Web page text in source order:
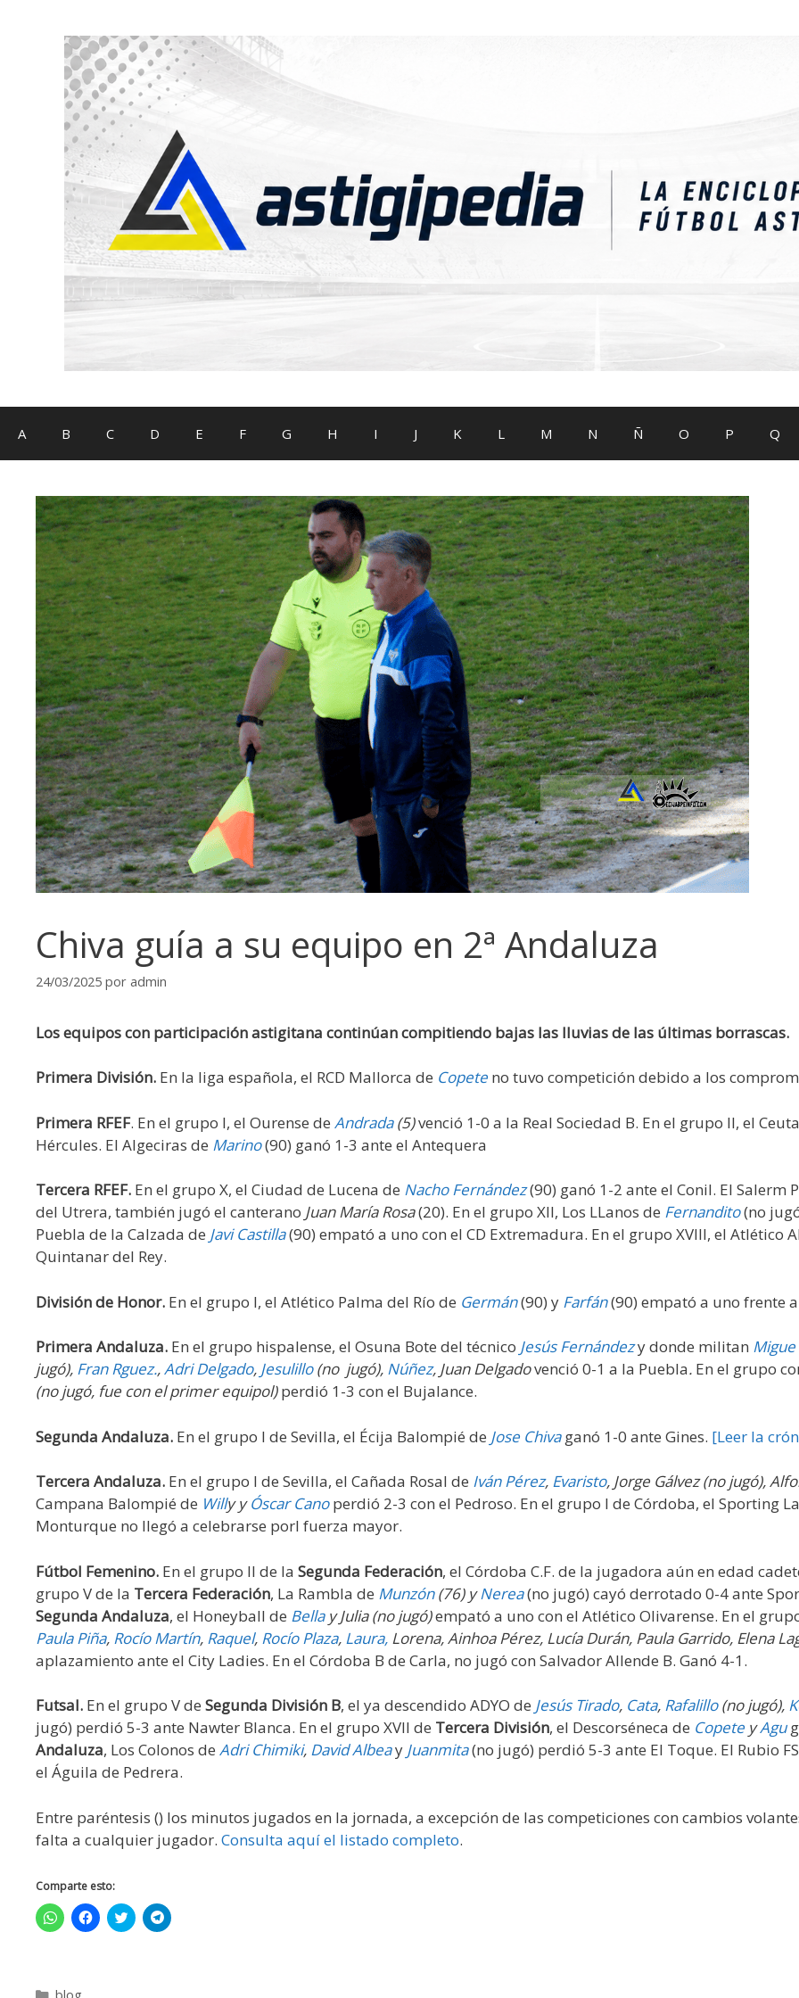
A B C D E F G H I J K L M N Ñ O P Q
Chiva guía a su equipo en 2ª Andaluza
24/03/2025 por admin
Los equipos con participación astigitana continúan compitiendo bajas las lluvias de las últimas borrascas.
Primera División. En la liga española, el RCD Mallorca de Copete no tuvo competición debido a los
Primera RFEF. En el grupo I, el Ourense de Andrada(5)venció 1-0 a la Real Sociedad B. En el grupo II, el
Hércules. El Algeciras de Marino(90) ganó 1-3 ante el Antequera
Tercera RFEF. En el grupo X, el Ciudad de Lucena de Nacho Fernández(90) ganó 1-2 ante el Conil. El Salerm
del Utrera, también jugó el canterano Juan María Rosa(20). En el grupo XII, Los LLanos de Fernandito(no
Puebla de la Calzada de Javi Castilla(90) empató a uno con el CD Extremadura. En el grupo XVIII, el Atlético
Quintanar del Rey.
División de Honor. En el grupo I, el Atlético Palma del Río de Germán(90) y Farfán(90) empató a uno frente
Primera Andaluza. En el grupo hispalense, el Osuna Bote del técnico Jesús Fernándezy donde militan
jugó), Fran Rguez.,Adri Delgado, Jesulillo(no jugó), Núñez, Juan Delgadovenció 0-1 a la Puebla. En el grupo
(no jugó, fue con el primer equipol)perdió 1-3 con el Bujalance.
Segunda Andaluza. En el grupo I de Sevilla, el Écija Balompié de Jose Chivaganó 1-0 ante Gines. [Leer la
Tercera Andaluza. En el grupo I de Sevilla, el Cañada Rosal de Iván Pérez, Evaristo, Jorge Gálvez (no jugó),
Campana Balompié de Willy yÓscar Canoperdió 2-3 con el Pedroso. En el grupo I de Córdoba, el Sporting
Monturque no llegó a celebrarse porl fuerza mayor.
Fútbol Femenino. En el grupo II de la Segunda Federación, el Córdoba C.F. de la jugadora aún en edad
grupo V de la Tercera Federación, La Rambla de Munzón(76) y Nerea(no jugó) cayó derrotado 0-4 ante
Segunda Andaluza, el Honeyball de Bellay Julia (no jugó)empató a uno con el Atlético Olivarense. En el
Paula Piña, Rocío Martín, Raquel, Rocío Plaza, Laura, Lorena, Ainhoa Pérez, Lucía Durán, Paula Garrido, Elena
aplazamiento ante el City Ladies. En el Córdoba B de Carla, no jugó con Salvador Allende B. Ganó 4-1.
Futsal. En el grupo V de Segunda División B, el ya descendido ADYO de Jesús Tirado, Cata, Rafalillo(no jugó),
jugó) perdió 5-3 ante Nawter Blanca. En el grupo XVII de Tercera División, el Descorséneca de Copete yAgu
Andaluza, Los Colonos de Adri Chimiki, David Albeay Juanmita(no jugó) perdió 5-3 ante El Toque. El Rubio
el Águila de Pedrera.
Entre paréntesis () los minutos jugados en la jornada, a excepción de las competiciones con cambios
falta a cualquier jugador. Consulta aquí el listado completo.
Comparte esto:
H
a
H
a
H
a
H
a